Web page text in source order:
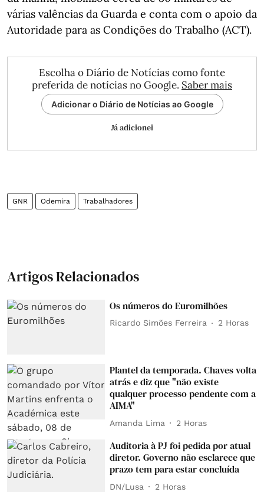
várias valências da Guarda e conta com o apoio da
Autoridade para as Condições do Trabalho (ACT).
Escolha o Diário de Notícias como fonte
preferida de notícias no Google. Saber mais
Adicionar o Diário de Notícias ao Google
Já adicionei
GNR Odemira Trabalhadores
Artigos Relacionados
Os números do Euromilhões
Ricardo Simões Ferreira 2 Horas
Plantel da temporada. Chaves volta
atrás e diz que "não existe
qualquer processo pendente com a
AIMA"
Amanda Lima 2 Horas
Auditoria à PJ foi pedida por atual
diretor. Governo não esclarece que
prazo tem para estar concluída
DN/Lusa 2 Horas